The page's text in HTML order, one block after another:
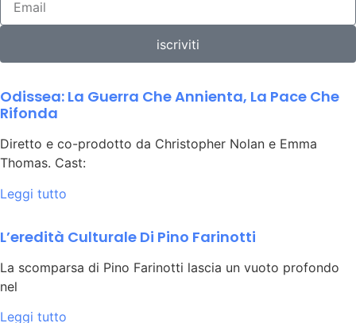
iscriviti
Odissea: La Guerra Che Annienta, La Pace Che
Rifonda
Diretto e co-prodotto da Christopher Nolan e Emma
Thomas. Cast:
Leggi tutto
L’eredità Culturale Di Pino Farinotti
La scomparsa di Pino Farinotti lascia un vuoto profondo
nel
Leggi tutto